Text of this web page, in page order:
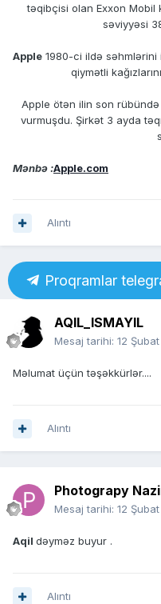
təqibçisi olan Exxon Mobil
səviyyəsi
Apple 1980-ci ildə
qiymətli
Apple ötən ilin son
vurmuşdu. Şirkət 3 ayda
Mənbə :Apple.com
Alıntı
Proqramlar
AQIL_ISMAYIL
Mesaj tarihi: 12
Məlumat üçün təşəkkürlər....
Alıntı
Photograpy
Mesaj tarihi: 12
Aqil dəyməz buyur .
Alıntı